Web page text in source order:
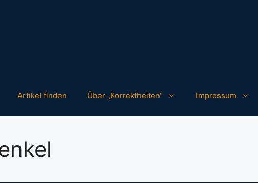
Artikel finden Über „Korrektheiten“ Impressum